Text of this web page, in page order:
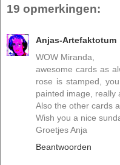
19 opmerkingen:
Anjas-Artefaktotum
WOW Miranda,
awesome cards as
rose is stamped,
painted image, really
Also the other cards
Wish you a nice
Groetjes Anja
Beantwoorden